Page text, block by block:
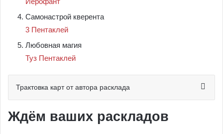
Самонастрой кверента
3 Пентаклей
Любовная магия
Туз Пентаклей
Трактовка карт от автора расклада
Ждём ваших раскладов